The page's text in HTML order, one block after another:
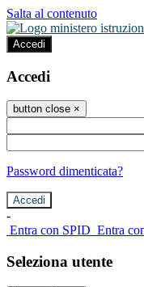
Salta al contenuto
Accedi
Accedi
button close ×
Password dimenticata?
-
Entra con SPID Entra
Seleziona utente